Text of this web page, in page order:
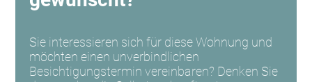
Sie interessieren sich für diese Wohnung und
möchten einen unverbindlichen
Besichtigungstermin vereinbaren? Denken Sie